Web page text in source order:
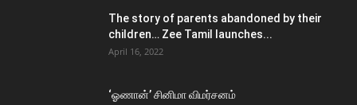
The story of parents abandoned by their
children… Zee Tamil launches...
April 16, 2022
‘ஓணான்’ சினிமா விமர்சனம்